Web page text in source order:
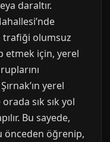
daraltır.
trafiği olumsuz
etmek için, yerel
yerel
sık sık yol
Bu sayede,
önceden öğrenip,